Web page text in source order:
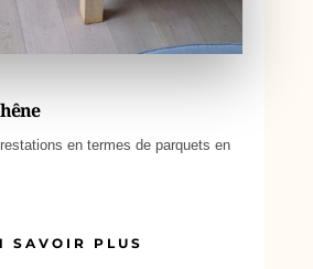
en termes de parquets en
SAVOIR PLUS